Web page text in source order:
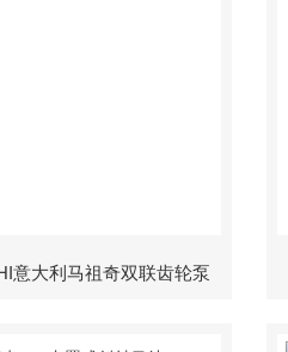
意大利马祖奇双联齿轮泵